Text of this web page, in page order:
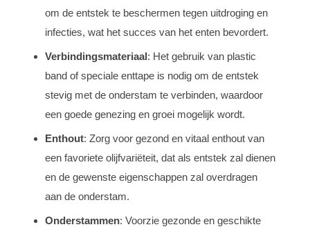
om de entstek te beschermen tegen uitdroging en
infecties, wat het succes van het enten bevordert.
Verbindingsmateriaal: Het gebruik van plastic
band of speciale enttape is nodig om de entstek
stevig met de onderstam te verbinden, waardoor
een goede genezing en groei mogelijk wordt.
Enthout: Zorg voor gezond en vitaal enthout van
een favoriete olijfvariëteit, dat als entstek zal dienen
en de gewenste eigenschappen zal overdragen
aan de onderstam.
Onderstammen: Voorzie gezonde en geschikte